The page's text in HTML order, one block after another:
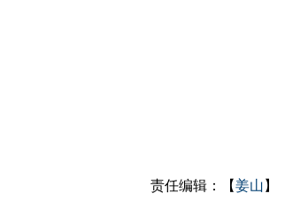
责任编辑：【姜山 】